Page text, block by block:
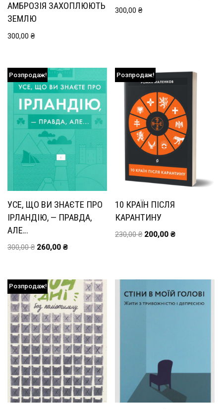
АМБРОЗІЯ ЗАХОПЛЮЮТЬ
ЗЕМЛЮ
300,00 ₴
300,00₴
Розпродаж!
УСЕ, ЩО ВИ ЗНАЄТЕ ПРО
ІРЛАНДІЮ, — ПРАВДА,
АЛЕ…
300,00₴ 260,00 ₴
Розпродаж!
10 КРАЇН ПІСЛЯ
КАРАНТИНУ
230,00₴ 200,00₴
Розпродаж!